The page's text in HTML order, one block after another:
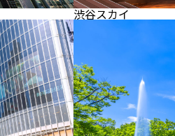
渋谷スカイ